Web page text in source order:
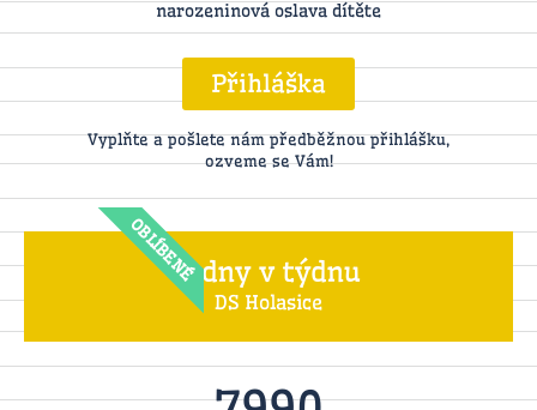
narozeninová oslava dítěte
Přihláška
Vyplňte a pošlete nám předběžnou přihlášku,
ozveme se Vám!
OBLÍBENÉ4 dny v týdnu
DS Holasice